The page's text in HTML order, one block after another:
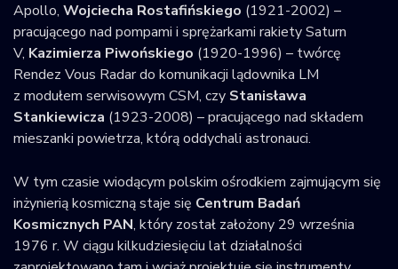
Apollo, Wojciecha Rostafińskiego (1921-2002) –
pracującego nad pompami i sprężarkami rakiety Saturn
V, Kazimierza Piwońskiego (1920-1996) – twórcę
Rendez Vous Radar do komunikacji lądownika LM
z modułem serwisowym CSM, czy Stanisława
Stankiewicza (1923-2008) – pracującego nad składem
mieszanki powietrza, którą oddychali astronauci.
W tym czasie wiodącym polskim ośrodkiem zajmującym się
inżynierią kosmiczną staje się Centrum Badań
Kosmicznych PAN, który został założony 29 września
1976 r. W ciągu kilkudziesięciu lat działalności